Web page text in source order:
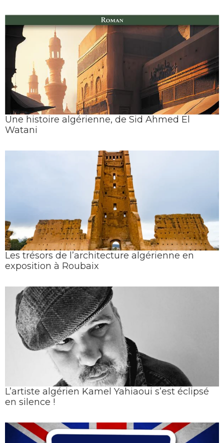
Une histoire algérienne, de Sid Ahmed El
Watani
Les trésors de l’architecture algérienne en
exposition à Roubaix
L’artiste algérien Kamel Yahiaoui s’est éclipsé
en silence !